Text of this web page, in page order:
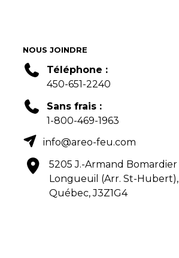
NOUS JOINDRE
Téléphone :
450-651-2240
Sans frais :
1-800-469-1963
info@areo-feu.com
5205 J.-Armand Bomardier
Longueuil (Arr. St-Hubert),
Québec, J3Z1G4